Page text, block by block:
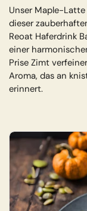
Unser Maple-
dieser
Reoat Haferdrink
einer
Prise Zimt
Aroma, das an
erinnert.